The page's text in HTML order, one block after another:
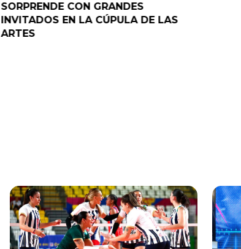
SORPRENDE CON GRANDES
INVITADOS EN LA CÚPULA DE LAS
ARTES